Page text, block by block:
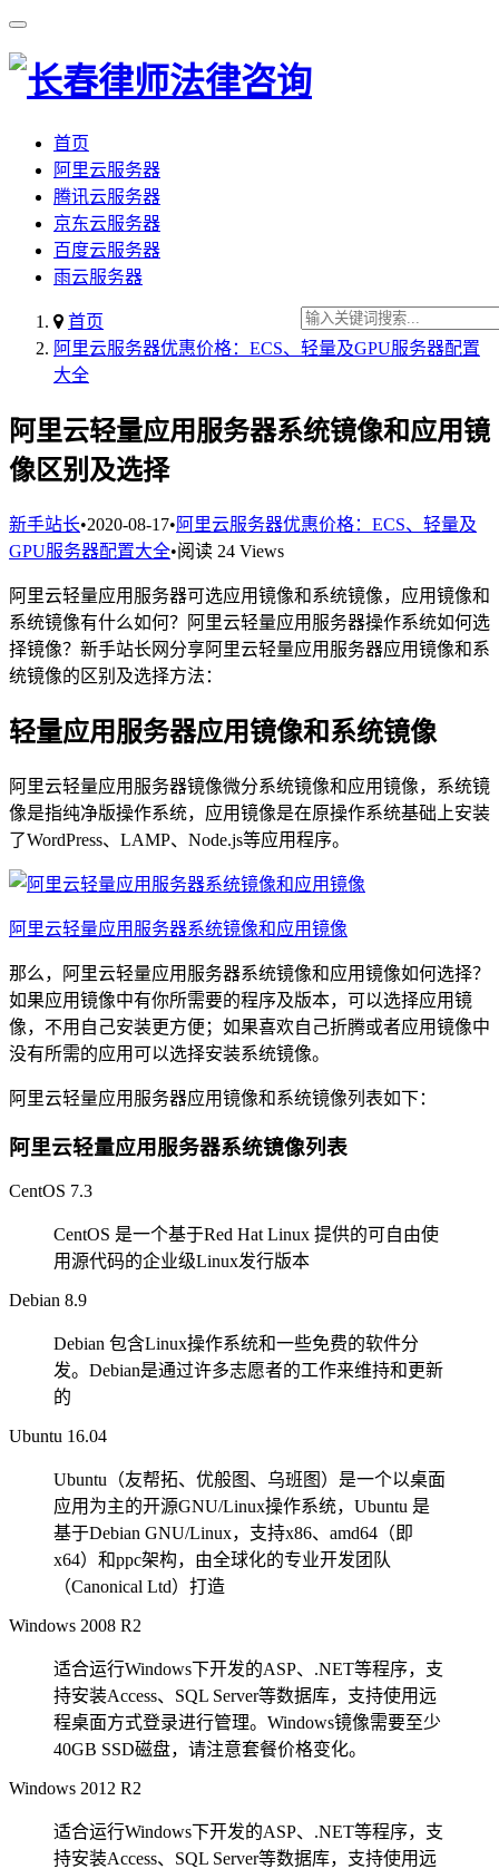
首页
阿里云服务器
腾讯云服务器
京东云服务器
百度云服务器
雨云服务器
首页
阿里云服务器优惠价格：ECS、轻量及GPU服务器配置
大全
阿里云轻量应用服务器系统镜像和应用镜
像区别及选择
新手站长•2020-08-17• 阿里云服务器优惠价格：ECS、轻量及
GPU服务器配置大全•阅读 24 Views
阿里云轻量应用服务器可选应用镜像和系统镜像，应用镜像和
系统镜像有什么如何？阿里云轻量应用服务器操作系统如何选
择镜像？新手站长网分享阿里云轻量应用服务器应用镜像和系
统镜像的区别及选择方法：
轻量应用服务器应用镜像和系统镜像
阿里云轻量应用服务器镜像微分系统镜像和应用镜像，系统镜
像是指纯净版操作系统，应用镜像是在原操作系统基础上安装
了WordPress、LAMP、Node.js等应用程序。
阿里云轻量应用服务器系统镜像和应用镜像
那么，阿里云轻量应用服务器系统镜像和应用镜像如何选择？
如果应用镜像中有你所需要的程序及版本，可以选择应用镜
像，不用自己安装更方便；如果喜欢自己折腾或者应用镜像中
没有所需的应用可以选择安装系统镜像。
阿里云轻量应用服务器应用镜像和系统镜像列表如下：
阿里云轻量应用服务器系统镜像列表
CentOS 7.3
CentOS 是一个基于Red Hat Linux 提供的可自由使
用源代码的企业级Linux发行版本
Debian 8.9
Debian 包含Linux操作系统和一些免费的软件分
发。Debian是通过许多志愿者的工作来维持和更新
的
Ubuntu 16.04
Ubuntu（友帮拓、优般图、乌班图）是一个以桌面
应用为主的开源GNU/Linux操作系统，Ubuntu 是
基于Debian GNU/Linux，支持x86、amd64（即
x64）和ppc架构，由全球化的专业开发团队
（Canonical Ltd）打造
Windows 2008 R2
适合运行Windows下开发的ASP、.NET等程序，支
持安装Access、SQL Server等数据库，支持使用远
程桌面方式登录进行管理。Windows镜像需要至少
40GB SSD磁盘，请注意套餐价格变化。
Windows 2012 R2
适合运行Windows下开发的ASP、.NET等程序，支
持安装Access、SQL Server等数据库，支持使用远